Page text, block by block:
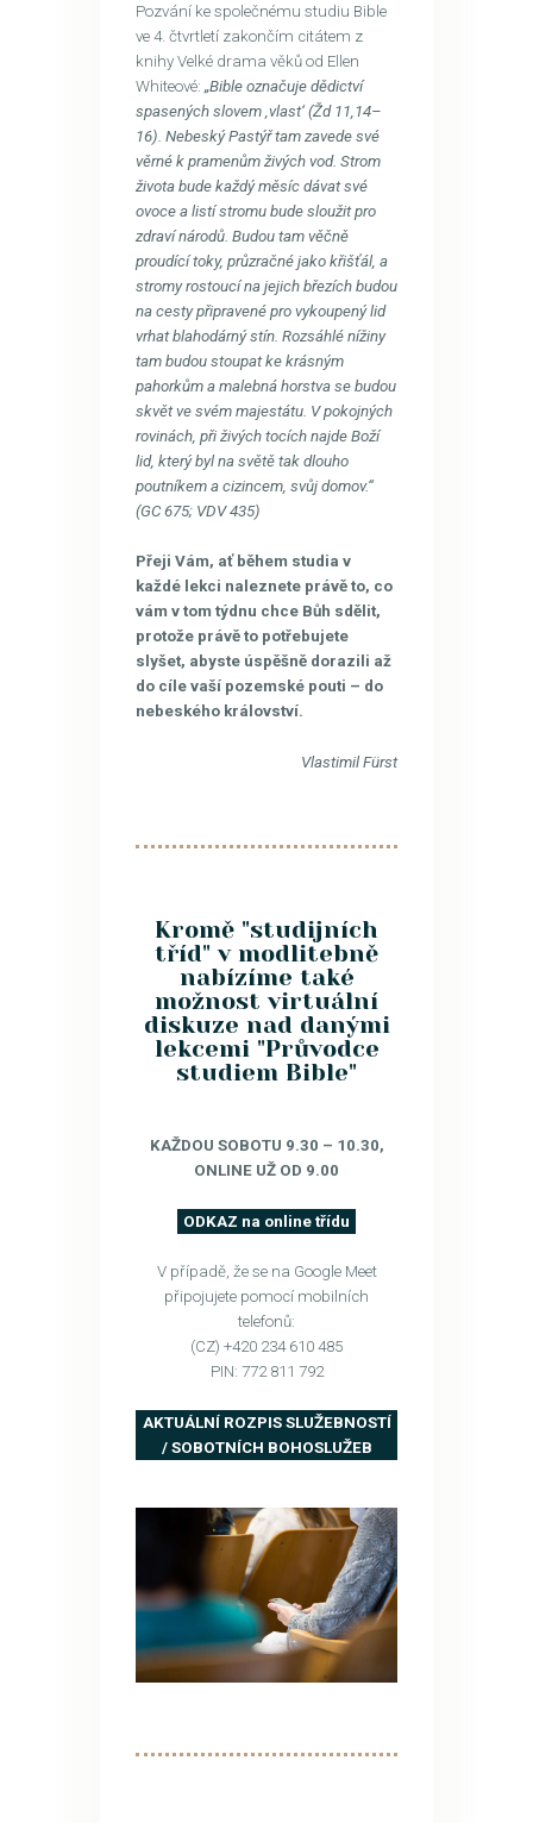
Pozvání ke společnému studiu Bible
ve 4. čtvrtletí zakončím citátem z
knihy Velké drama věků od Ellen
Whiteové: „Bible označuje dědictví
spasených slovem ‚vlast‘ (Žd 11,14–
16). Nebeský Pastýř tam zavede své
věrné k pramenům živých vod. Strom
života bude každý měsíc dávat své
ovoce a listí stromu bude sloužit pro
zdraví národů. Budou tam věčně
proudící toky, průzračné jako křišťál, a
stromy rostoucí na jejich březích budou
na cesty připravené pro vykoupený lid
vrhat blahodárný stín. Rozsáhlé nížiny
tam budou stoupat ke krásným
pahorkům a malebná horstva se budou
skvět ve svém majestátu. V pokojných
rovinách, při živých tocích najde Boží
lid, který byl na světě tak dlouho
poutníkem a cizincem, svůj domov.“
(GC 675; VDV 435)
​Přeji Vám, ať během studia v
každé lekci naleznete právě to, co
vám v tom týdnu chce Bůh sdělit,
protože právě to potřebujete
slyšet, abyste úspěšně dorazili až
do cíle vaší pozemské pouti – do
nebeského království.
Vlastimil Fürst
Kromě "studijních
tříd" v modlitebně
nabízíme také
možnost virtuální
diskuze nad danými
lekcemi "Průvodce
studiem Bible"
KAŽDOU SOBOTU 9.30 – 10.30,
ONLINE UŽ OD 9.00
ODKAZ na online třídu
V případě, že se na Google Meet
připojujete pomocí mobilních
telefonů:
(CZ) +420 234 610 485
PIN: 772 811 792
AKTUÁLNÍ ROZPIS SLUŽEBNOSTÍ
/ SOBOTNÍCH BOHOSLUŽEB